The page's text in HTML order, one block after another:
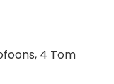
4 Tom